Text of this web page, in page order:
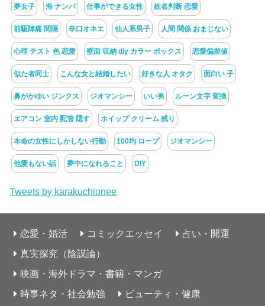
夢女子 海 ナンパ 仕事ができる女性 姓名判断 恋愛
前駆陣痛 間隔 辛口オネエ 仙人系男子 人間 関係 おまじない
心理 テスト 色 恋愛 壁面 収納 diy カラー ボックス 恋愛偏差値
似た者同士 こんな女と結婚したい 好きな人 オタク 面白い 子
鼻がかゆい ジンクス ジオマンシー いい男 ルーン文字 変換
エアコン 室内 配管 隠す ホイップ クリーム 残り
本命の女性にしかしない行動 100均 ロープ ジオマンシー
他愛もない話 夢中になれること DIY
Tweets by karakuchionee
恋愛・婚活 コミックエッセイ
占い・開運
真実探究（陰謀論）
映画・海外ドラマ・書籍・マンガ
時事ネタ・社会勉強
ビューティ・健康